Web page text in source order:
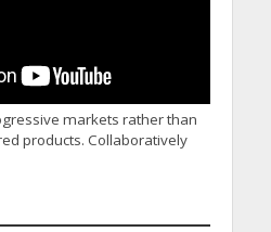
markets rather than
products. Collaboratively